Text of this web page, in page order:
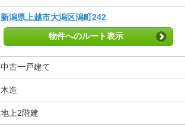
新潟県上越市大潟区潟町242
物件へのルート表示
中古一戸建て
木造
地上2階建